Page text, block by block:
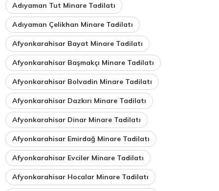
Adıyaman Tut Minare Tadilatı
Adıyaman Çelikhan Minare Tadilatı
Afyonkarahisar Bayat Minare Tadilatı
Afyonkarahisar Başmakçı Minare Tadilatı
Afyonkarahisar Bolvadin Minare Tadilatı
Afyonkarahisar Dazkırı Minare Tadilatı
Afyonkarahisar Dinar Minare Tadilatı
Afyonkarahisar Emirdağ Minare Tadilatı
Afyonkarahisar Evciler Minare Tadilatı
Afyonkarahisar Hocalar Minare Tadilatı